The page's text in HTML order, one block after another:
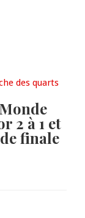
2 à 1 et
finale